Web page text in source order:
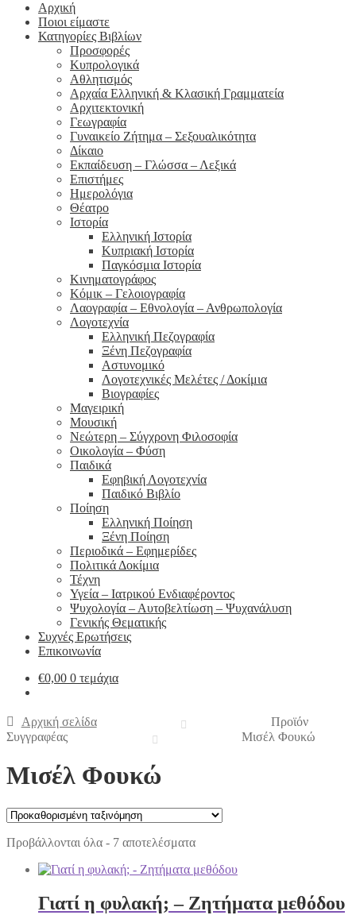
Αρχική
Ποιοι είμαστε
Κατηγορίες Βιβλίων
Προσφορές
Κυπρολογικά
Αθλητισμός
Αρχαία Ελληνική & Κλασική Γραμματεία
Αρχιτεκτονική
Γεωγραφία
Γυναικείο Ζήτημα – Σεξουαλικότητα
Δίκαιο
Εκπαίδευση – Γλώσσα – Λεξικά
Επιστήμες
Ημερολόγια
Θέατρο
Ιστορία
Ελληνική Ιστορία
Κυπριακή Ιστορία
Παγκόσμια Ιστορία
Κινηματογράφος
Κόμικ – Γελοιογραφία
Λαογραφία – Εθνολογία – Ανθρωπολογία
Λογοτεχνία
Ελληνική Πεζογραφία
Ξένη Πεζογραφία
Αστυνομικό
Λογοτεχνικές Μελέτες / Δοκίμια
Βιογραφίες
Μαγειρική
Μουσική
Νεώτερη – Σύγχρονη Φιλοσοφία
Οικολογία – Φύση
Παιδικά
Εφηβική Λογοτεχνία
Παιδικό Βιβλίο
Ποίηση
Ελληνική Ποίηση
Ξένη Ποίηση
Περιοδικά – Εφημερίδες
Πολιτικά Δοκίμια
Τέχνη
Υγεία – Ιατρικού Ενδιαφέροντος
Ψυχολογία – Αυτοβελτίωση – Ψυχανάλυση
Γενικής Θεματικής
Συχνές Ερωτήσεις
Επικοινωνία
€0,00 0 τεμάχια
Αρχική σελίδα
Προϊόν
Συγγραφέας
Μισέλ Φουκώ
Μισέλ Φουκώ
Προβάλλονται όλα - 7 αποτελέσματα
Γιατί η φυλακή; – Ζητήματα μεθόδου